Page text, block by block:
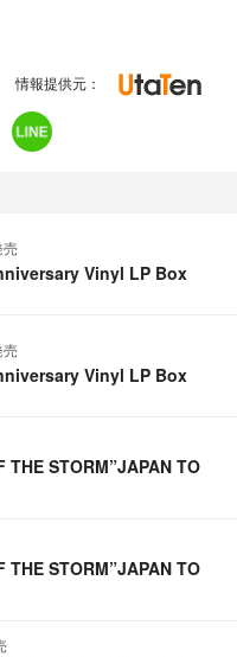
情報提供元：
売
Vinyl LP Box
売
Vinyl LP Box
THE STORM”JAPAN TO
THE STORM”JAPAN TO